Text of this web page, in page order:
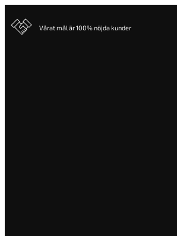
Vårat mål är 100% nöjda kunder